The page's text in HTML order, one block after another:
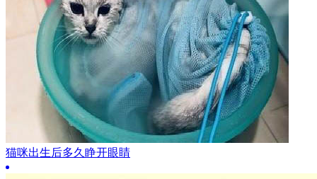
猫咪出生后多久睁开眼睛